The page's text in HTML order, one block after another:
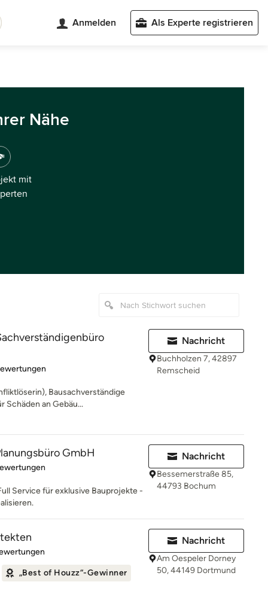
Anmelden Als Experte registrieren
Nähe
mit
4.9 von 5 Sternen
Bausachverständige
Schäden an Gebäu...
Nachricht
Buchholzen 7, 42897
Remscheid
GmbH
5 von 5 Sternen
Service für exklusive Bauprojekte -
Nachricht
Bessemerstraße 85,
44793 Bochum
5 von 5 Sternen
„Best of Houzz“-Gewinner
Nachricht
Am Oespeler Dorney
50, 44149 Dortmund